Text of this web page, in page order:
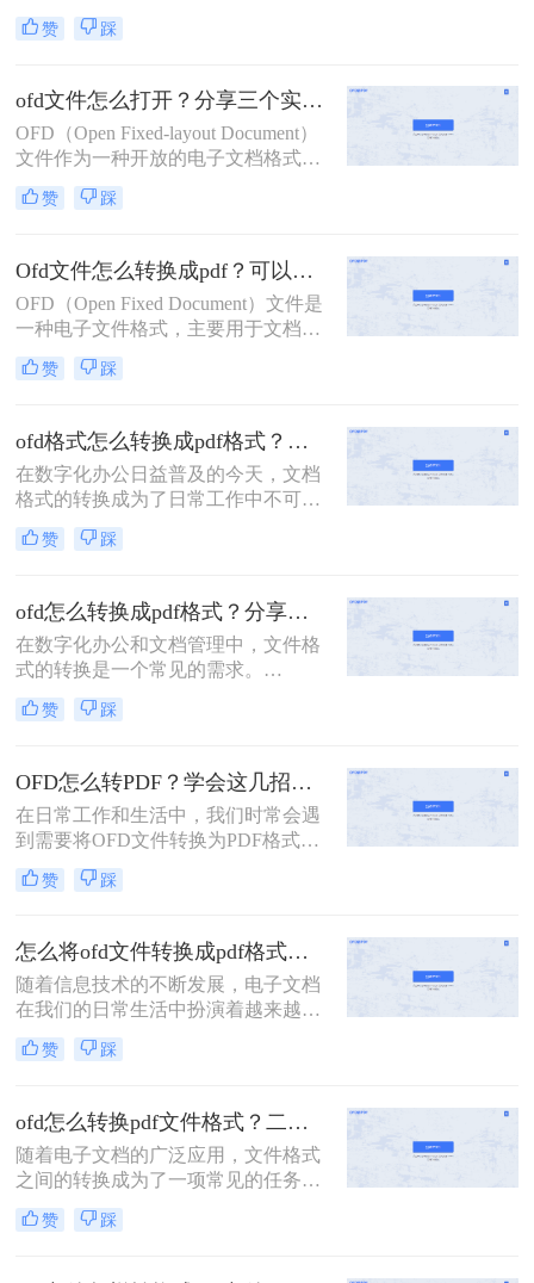
式文件格式，广泛应用于中国的政府
和企业中。由于其专业性和安全性，
开和查看。此外，有时需要将OFD文
件转换为更通用的JPG格式，以便于
查看和分享。本文将详细介绍ofd格式
文件怎么打开，并将其转换为JPG格
式。
赞 踩
ofd文件怎么打开？分享三个实用打开方式！
OFD（Open Fixed-layout Document）
文件作为一种开放的电子文档格式，
因其不依赖于特定软件或硬件平台的
特性，在政务、企业、教育等领域得
如何打开OFD文件仍感到困惑。那么
ofd文件怎么打开呢？本文将详细介绍
三种打开OFD文件的方法。
赞 踩
Ofd文件怎么转换成pdf？可以试试这3种方法！
OFD（Open Fixed Document）文件是
一种电子文件格式，主要用于文档的
存储、阅读、交换和打印等。然而，
由于OFD格式的普及程度相对较低，
用的PDF格式以便于分享、编辑或存
档。那么Ofd文件怎么转换成pdf呢？
以下将详细介绍几种将OFD文件转换
为PDF的方法。
赞 踩
ofd格式怎么转换成pdf格式？试试这三个方法转换！
在数字化办公日益普及的今天，文档
格式的转换成为了日常工作中不可或
缺的一环。OFD（Open Fixed
Document）作为一种专为电子文档设
式固定、易于长期保存等，但在某些
场合下，我们仍然需要将其转换为更
为通用的PDF格式，以便于文件的共
享、查阅和打印。本文将详细介绍ofd
格式怎么转换成pdf格式，并提供实用
的操作指南。
赞 踩
ofd怎么转换成pdf格式？分享转换ofd的三个方法！
在数字化办公和文档管理中，文件格
式的转换是一个常见的需求。
OFD（Open Financial Document）是
一种国家电子文档标准格式，主要应
PDF（Portable Document Format）格
式的广泛使用和兼容性，有时我们需
要将OFD文件转换为PDF格式。那么
ofd怎么转换成pdf格式呢？本文将介
绍几种将OFD文件转换为PDF格式的
方法。
赞 踩
OFD怎么转PDF？学会这几招，一分钟轻松解决！
在日常工作和生活中，我们时常会遇
到需要将OFD文件转换为PDF格式的
情况。OFD作为一种电子文件格式，
虽然在一些特定领域有其独特的优
格式无疑是更为广泛接受的。那么
OFD怎么转PDF呢？下面，我将详细
介绍四种高效的OFD转PDF的方法，
帮助您轻松应对这一需求。
赞 踩
怎么将ofd文件转换成pdf格式？这三种转换方法快来看！
随着信息技术的不断发展，电子文档
在我们的日常生活中扮演着越来越重
要的角色。OFD（Open Fixed-layout
Document）格式作为一种电子文档格
用。然而，由于PDF（Portable
Document Format）格式的普及性和兼
容性，我们有时需要将OFD文件转换
成PDF格式以便更好地分享、打印或
存档。那么怎么将ofd文件转换成pdf
格式呢？本文将详细介绍几种将OFD
赞 踩
ofd怎么转换pdf文件格式？二招教你从图片提取文字！
随着电子文档的广泛应用，文件格式
之间的转换成为了一项常见的任务。
OFD（Open Fixed-layout Document）
作为一种电子文件格式，在某些特定
赞 踩